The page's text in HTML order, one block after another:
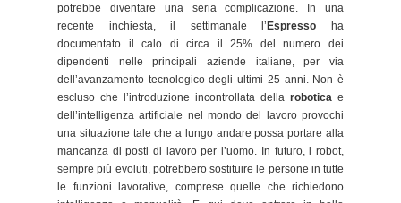
potrebbe diventare una seria complicazione. In una
recente inchiesta, il settimanale l’Espresso ha
documentato il calo di circa il 25% del numero dei
dipendenti nelle principali aziende italiane, per via
dell’avanzamento tecnologico degli ultimi 25 anni. Non è
escluso che l’introduzione incontrollata della robotica e
dell’intelligenza artificiale nel mondo del lavoro provochi
una situazione tale che a lungo andare possa portare alla
mancanza di posti di lavoro per l’uomo. In futuro, i robot,
sempre più evoluti, potrebbero sostituire le persone in tutte
le funzioni lavorative, comprese quelle che richiedono